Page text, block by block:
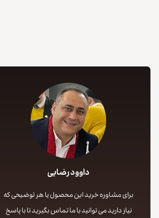
داوود رضایی
برای مشاوره خرید این محصول یا هر توضیحی که
نیاز دارید می توانید با ما تماس بگیرید تا با پاسخ